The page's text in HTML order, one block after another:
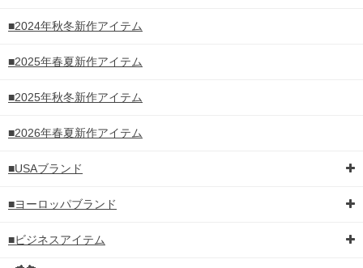
■2024年秋冬新作アイテム
■2025年春夏新作アイテム
■2025年秋冬新作アイテム
■2026年春夏新作アイテム
■USAブランド
■ヨーロッパブランド
■ビジネスアイテム